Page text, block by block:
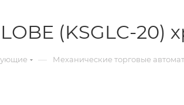
(KSGLC-
— Механические торговые